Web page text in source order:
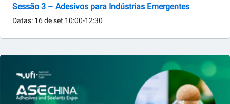
Sessão 3 – Adesivos para Indústrias Emergentes
Datas: 16 de set 10:00-12:30